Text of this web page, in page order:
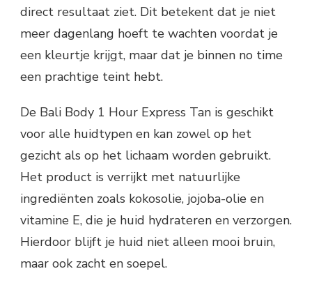
direct resultaat ziet. Dit betekent dat je niet
meer dagenlang hoeft te wachten voordat je
een kleurtje krijgt, maar dat je binnen no time
een prachtige teint hebt.
De Bali Body 1 Hour Express Tan is geschikt
voor alle huidtypen en kan zowel op het
gezicht als op het lichaam worden gebruikt.
Het product is verrijkt met natuurlijke
ingrediënten zoals kokosolie, jojoba-olie en
vitamine E, die je huid hydrateren en verzorgen.
Hierdoor blijft je huid niet alleen mooi bruin,
maar ook zacht en soepel.